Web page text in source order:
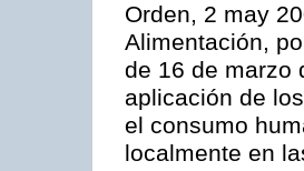
Orden, 2 may
Alimentación,
de 16 de marzo
aplicación de
el consumo
localmente en